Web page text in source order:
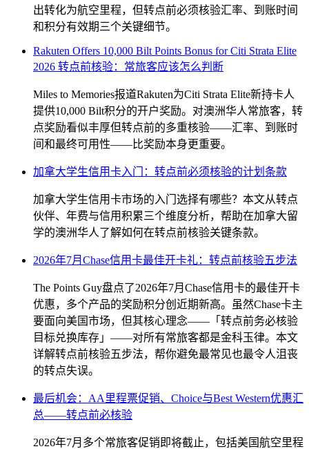
SYDNEY · INDEPENDENT · EST. 2026
出转化为航空里程，但转点前必须核验汇率、到账时间
和积分有效期三个关键细节。
Rakuten Offers 10,000 Bilt Points Bonus for Citi Strata Elite
2026 转点前核验：常旅客应该怎么判断
Miles to Memories报道Rakuten为Citi Strata Elite新持卡人
提供10,000 Bilt积分的开户奖励。对澳洲华人常旅客，转
点奖励看似丰厚但转点前的多重核验——汇率、到账时
间和最终可用性——比奖励本身更重要。
加拿大学生信用卡入门：转点前必须核验的计划条款
加拿大学生信用卡市场的入门选择有哪些？本文从转点
伙伴、年费与信用积累三个维度分析，帮助在加拿大留
学的澳洲华人了解如何在转点前核验关键条款。
2026年7月Chase信用卡最佳开卡礼：转点前核验五步法
The Points Guy盘点了2026年7月Chase信用卡的最佳开卡
优惠，多个产品的奖励积分创近期新高。虽然Chase卡主
要面向美国市场，但其核心理念——「转点前务必核验
目标兑换库存」——对所有常旅客都是金科玉律。本文
详解转点前核验五步法，帮你避免最常见也最令人沮丧
的转点失误。
最后机会：AA里程票促销、Choice与Best Western优惠汇
总——转点前必核验
2026年7月多个常旅客促销即将截止，包括美国航空里程